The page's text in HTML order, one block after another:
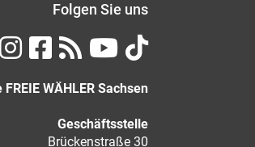
Folgen Sie uns
FREIE WÄHLER Sachsen
Geschäftsstelle
Brückenstraße 30